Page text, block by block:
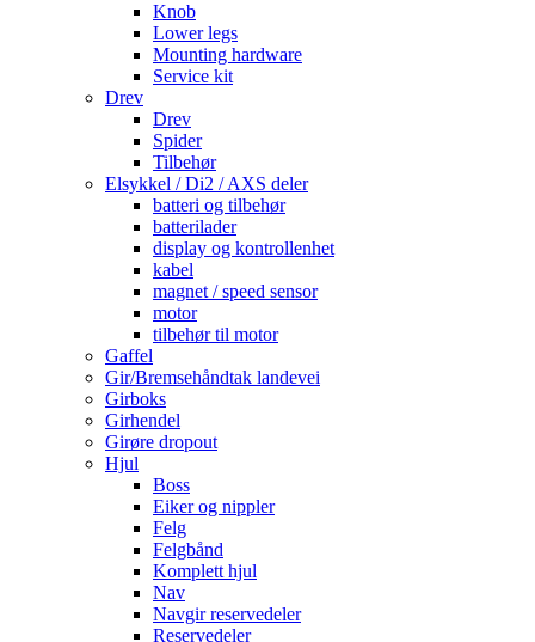
Knob
Lower legs
Mounting hardware
Service kit
Drev
Drev
Spider
Tilbehør
Elsykkel / Di2 / AXS deler
batteri og tilbehør
batterilader
display og kontrollenhet
kabel
magnet / speed sensor
motor
tilbehør til motor
Gaffel
Gir/Bremsehåndtak landevei
Girboks
Girhendel
Girøre dropout
Hjul
Boss
Eiker og nippler
Felg
Felgbånd
Komplett hjul
Nav
Navgir reservedeler
Reservedeler